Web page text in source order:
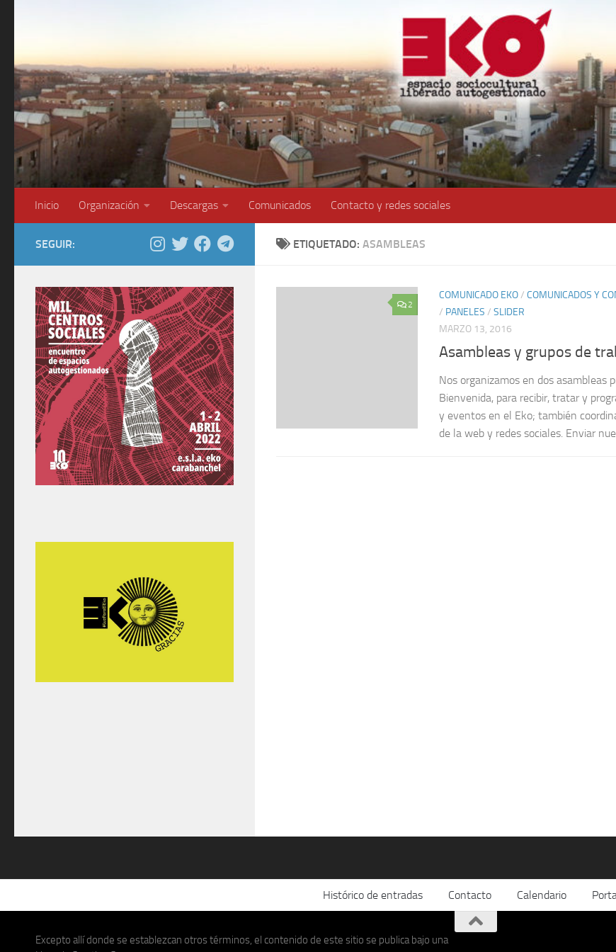
Inicio Organización Descargas Comunicados Contacto y redes sociales
ETIQUETADO: ASAMBLEAS
2
COMUNICADO EKO/ COMUNICADOS Y
/ PANELES / SLIDER
MARZO 13, 2016
Asambleas y grupos de
Nos organizamos en dos asambleas
Bienvenida, para recibir, tratar y
y eventos en el Eko; también
de la web y redes sociales. Enviar
SEGUIR:
Histórico de entradas Contacto Calendario
Excepto allí donde se establezcan otros términos, el contenido de este sitio se publica bajo una